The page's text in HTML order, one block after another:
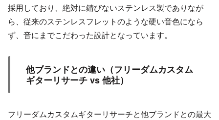
採用しており、絶対に錆びないステンレス製でありなが
ら、従来のステンレスフレットのような硬い音色になら
ず、音にまでこだわった設計となっています。
他ブランドとの違い（フリーダムカスタム
ギターリサーチ vs 他社）
フリーダムカスタムギターリサーチと他ブランドとの最大